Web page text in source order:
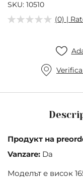
of
the
images
SKU 10510
(0) |
Продукт на
Vanzare: Da
Моделът е висок